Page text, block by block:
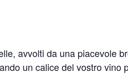
avvolti da una piacevole
un calice del vostro vino